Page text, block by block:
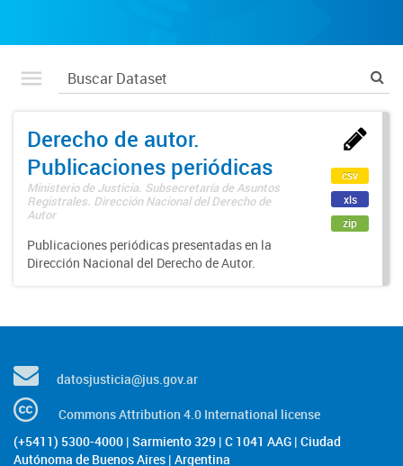
Derecho de autor.
Publicaciones periódicas
Ministerio de Justicia. Subsecretaría de Asuntos
Registrales. Dirección Nacional del Derecho de
Autor
Publicaciones periódicas presentadas en la
Dirección Nacional del Derecho de Autor.
csv
xls
zip
datosjusticia@jus.gov.ar
Commons Attribution 4.0 International license
(+5411) 5300-4000 | Sarmiento 329 | C 1041 AAG | Ciudad
Autónoma de Buenos Aires | Argentina